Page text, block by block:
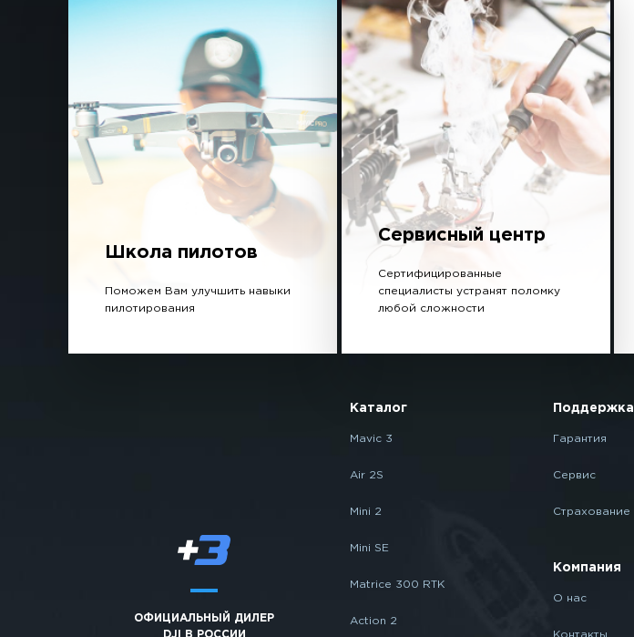
Школа пилотов
Поможем Вам улучшить навыки
пилотирования
Сервисный центр
Сертифицированные
специалисты устранят поломку
любой сложности
ОФИЦИАЛЬНЫЙ ДИЛЕР
DJI В РОССИИ
Каталог
Mavic 3
Air 2S
Mini 2
Mini SE
Matrice 300 RTK
Action 2
Поддержка
Гарантия
Сервис
Страхование
Компания
О нас
Контакты